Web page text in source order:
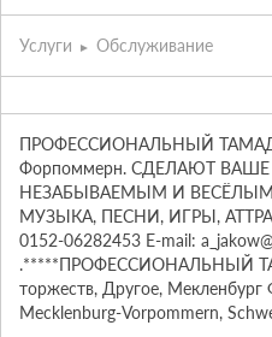
Услуги Обслуживание
ПРОФЕССИОНАЛЬНЫЙ
Форпоммерн. СДЕЛАЮТ
НЕЗАБЫВАЕМЫМ И
МУЗЫКА, ПЕСНИ, ИГРЫ,
0152-06282453 E-mail:
.*****ПРОФЕССИОНАЛЬНЫЙ
торжеств, Другое,
Mecklenburg-Vorpommern,